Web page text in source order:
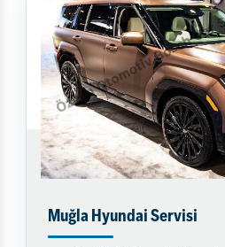
Muğla Hyundai Servisi